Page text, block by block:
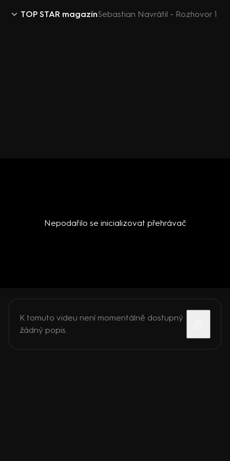
TOP STAR magazínSebastian Navrátil - Rozhovor 1
Nepodařilo se inicializovat přehrávač
K tomuto videu není momentálně dostupný
žádný popis.